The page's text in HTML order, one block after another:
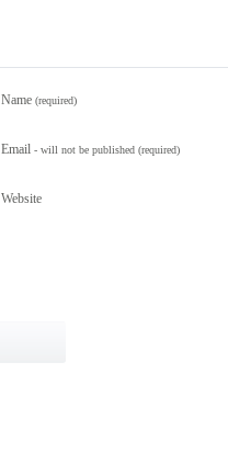
Name (required)
Email - will not be published (required)
Website